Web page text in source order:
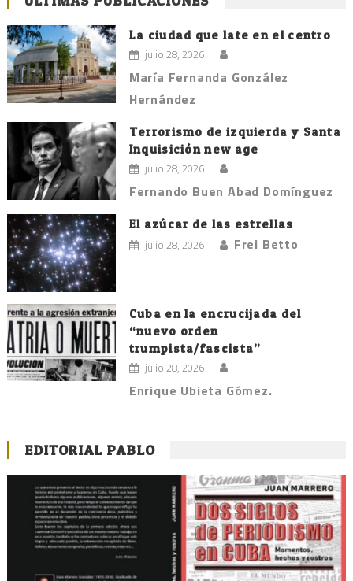
La ciudad que late en el centro
julio 28, 2026
María Fernanda González
Hernández
Terrorismo de izquierda y Santa
Inquisición new age
julio 28, 2026
Fernando Buen Abad Domínguez
El azúcar de las estrellas
julio 28, 2026 Frei Betto
Cuba en la encrucijada del
“nuevo orden
trumpista/fascista”
julio 28, 2026
Enrique Ubieta Gómez.
EDITORIAL PABLO